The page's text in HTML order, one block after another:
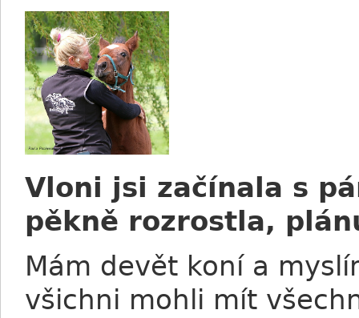
Vloni jsi začínala s
pěkně rozrostla,
Mám devět koní a
všichni mohli mít